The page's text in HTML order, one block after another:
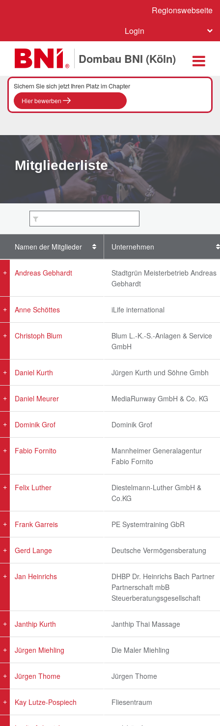
Regionswebseite
Login
Dombau BNI (Köln)
Sichern Sie sich jetzt Ihren Platz im Chapter
Hier bewerben
Mitgliederliste
Namen der Mitglieder Unternehmen
Andreas Gebhardt
Stadtgrün Meisterbetrieb Andreas
Gebhardt
Anne Schöttes iLife international
Christoph Blum
Blum L.-K.-S.-Anlagen & Service
GmbH
Daniel Kurth Jürgen Kurth und Söhne Gmbh
Daniel Meurer MediaRunway GmbH & Co. KG
Dominik Grof Dominik Grof
Fabio Fornito
Mannheimer Generalagentur
Fabio Fornito
Felix Luther
Diestelmann-Luther GmbH &
Co.KG
Frank Garreis PE Systemtraining GbR
Gerd Lange Deutsche Vermögensberatung
Jan Heinrichs
DHBP Dr. Heinrichs Bach Partner
Partnerschaft mbB
Steuerberatungsgesellschaft
Janthip Kurth Janthip Thai Massage
Jürgen Miehling Die Maler Miehling
Jürgen Thome Jürgen Thome
Kay Lutze-Pospiech Fliesentraum